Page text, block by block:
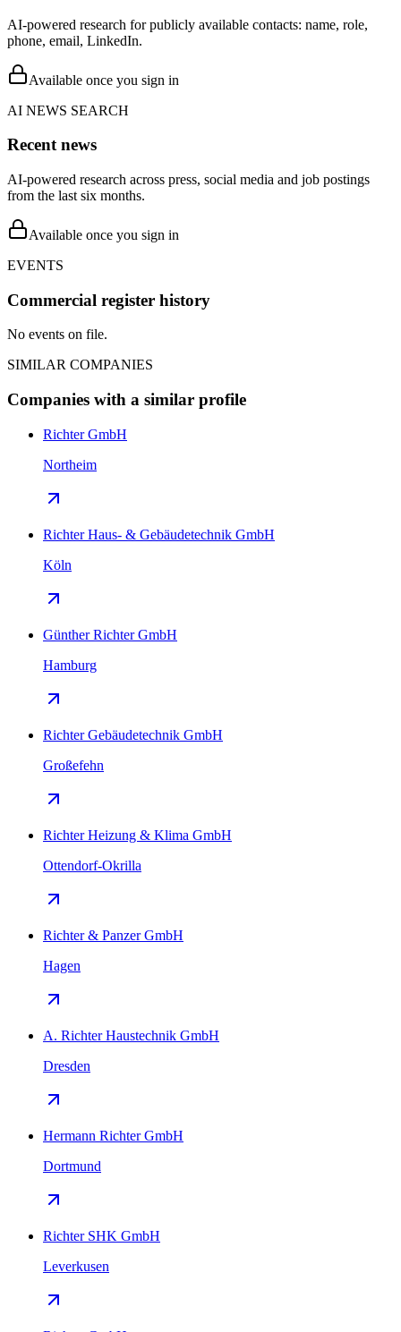
AI-powered research for publicly available contacts: name, role,
phone, email, LinkedIn.
Available once you sign in
AI NEWS SEARCH
Recent news
AI-powered research across press, social media and job postings
from the last six months.
Available once you sign in
EVENTS
Commercial register history
No events on file.
SIMILAR COMPANIES
Companies with a similar profile
Richter GmbH
Northeim
Richter Haus- & Gebäudetechnik GmbH
Köln
Günther Richter GmbH
Hamburg
Richter Gebäudetechnik GmbH
Großefehn
Richter Heizung & Klima GmbH
Ottendorf-Okrilla
Richter & Panzer GmbH
Hagen
A. Richter Haustechnik GmbH
Dresden
Hermann Richter GmbH
Dortmund
Richter SHK GmbH
Leverkusen